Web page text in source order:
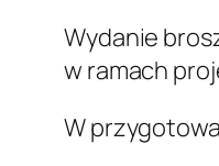
Wydanie
w ramach
W